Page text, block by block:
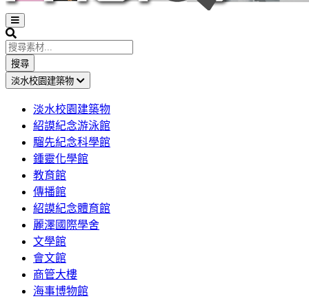
Open
sidebar
Search
搜尋
淡水校園建築物
淡水校園建築物
紹謨紀念游泳館
騮先紀念科學館
鍾靈化學館
教育館
傳播館
紹謨紀念體育館
麗澤國際學舍
文學館
會文館
商管大樓
海事博物館